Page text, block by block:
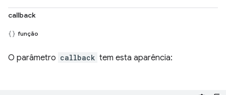
callback
função
O parâmetro callback tem esta aparência: